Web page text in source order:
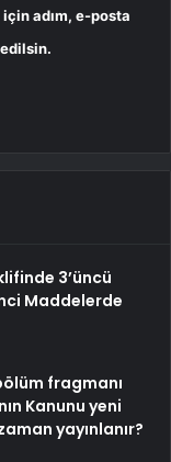
adım, e-posta
3’üncü
Maddelerde
fragmanı
Kanunu yeni
yayınlanır?